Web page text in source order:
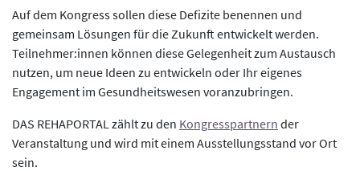
Auf dem Kongress sollen diese Defizite benennen und
gemeinsam Lösungen für die Zukunft entwickelt werden.
Teilnehmer:innen können diese Gelegenheit zum Austausch
nutzen, um neue Ideen zu entwickeln oder Ihr eigenes
Engagement im Gesundheitswesen voranzubringen.
DAS REHAPORTAL zählt zu den Kongresspartnern der
Veranstaltung und wird mit einem Ausstellungsstand vor Ort
sein.